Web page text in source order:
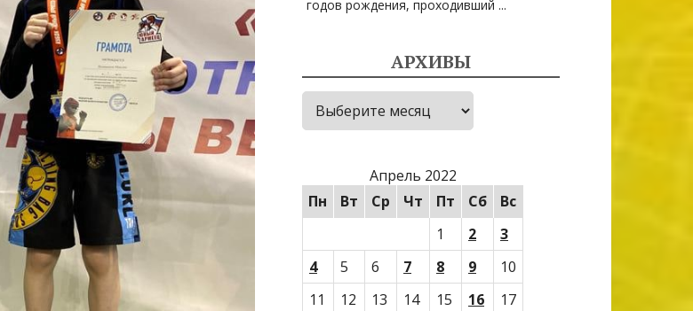
годов рождения, проходивший ...
АРХИВЫ
Архивы
Апрель 2022
Пн
Вт Ср Чт Пт Сб
Вс
1
2
3
4
5 6 7 8 9
10
11
12 13 14 15 16
17